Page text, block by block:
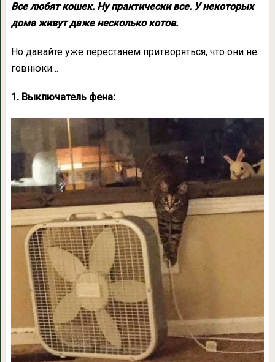
Все любят кошек. Ну практически все. У некоторых
дома живут даже несколько котов.
Но давайте уже перестанем притворяться, что они не
говнюки…
1. Выключатель фена: